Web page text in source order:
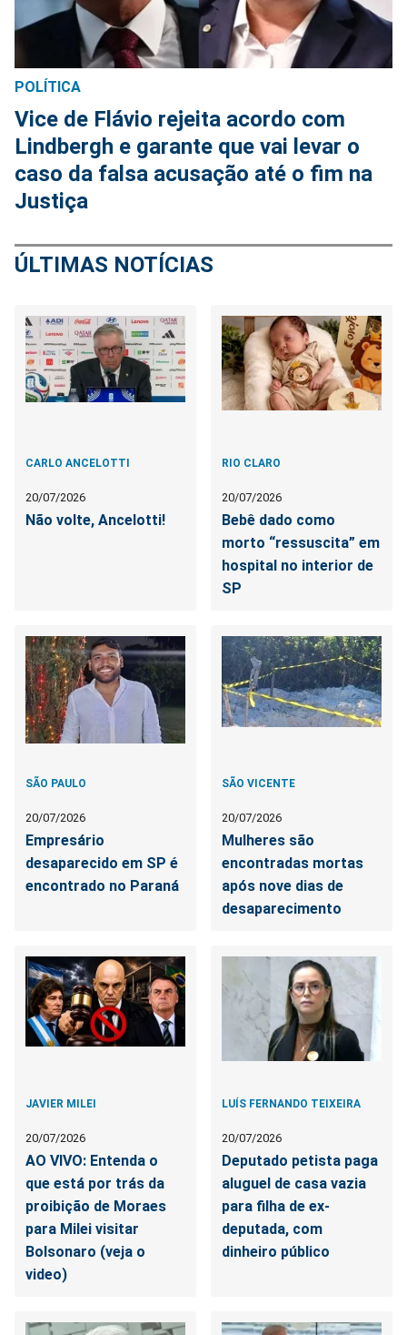
POLÍTICA
Vice de Flávio rejeita acordo com
Lindbergh e garante que vai levar o
caso da falsa acusação até o fim na
Justiça
ÚLTIMAS NOTÍCIAS
CARLO ANCELOTTI
20/07/2026
Não volte, Ancelotti!
RIO CLARO
20/07/2026
Bebê dado como
morto “ressuscita” em
hospital no interior de
SP
SÃO PAULO
20/07/2026
Empresário
desaparecido em SP é
encontrado no Paraná
SÃO VICENTE
20/07/2026
Mulheres são
encontradas mortas
após nove dias de
desaparecimento
JAVIER MILEI
20/07/2026
AO VIVO: Entenda o
que está por trás da
proibição de Moraes
para Milei visitar
Bolsonaro (veja o
video)
LUÍS FERNANDO TEIXEIRA
20/07/2026
Deputado petista paga
aluguel de casa vazia
para filha de ex-
deputada, com
dinheiro público